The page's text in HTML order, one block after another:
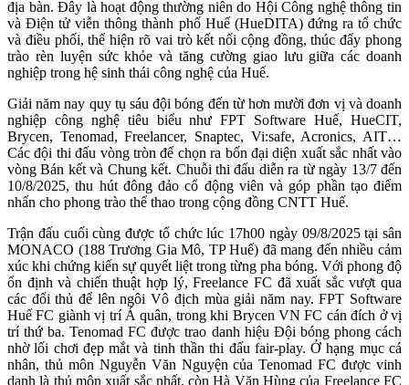
địa bàn. Đây là hoạt động thường niên do Hội Công nghệ thông tin
và Điện tử viễn thông thành phố Huế (HueDITA) đứng ra tổ chức
và điều phối, thể hiện rõ vai trò kết nối cộng đồng, thúc đẩy phong
trào rèn luyện sức khỏe và tăng cường giao lưu giữa các doanh
nghiệp trong hệ sinh thái công nghệ của Huế.
Giải năm nay quy tụ sáu đội bóng đến từ hơn mười đơn vị và doanh
nghiệp công nghệ tiêu biểu như FPT Software Huế, HueCIT,
Brycen, Tenomad, Freelancer, Snaptec, Vi:safe, Acronics, AIT…
Các đội thi đấu vòng tròn để chọn ra bốn đại diện xuất sắc nhất vào
vòng Bán kết và Chung kết. Chuỗi thi đấu diễn ra từ ngày 13/7 đến
10/8/2025, thu hút đông đảo cổ động viên và góp phần tạo điểm
nhấn cho phong trào thể thao trong cộng đồng CNTT Huế.
Trận đấu cuối cùng được tổ chức lúc 17h00 ngày 09/8/2025 tại sân
MONACO (188 Trương Gia Mô, TP Huế) đã mang đến nhiều cảm
xúc khi chứng kiến sự quyết liệt trong từng pha bóng. Với phong độ
ổn định và chiến thuật hợp lý, Freelance FC đã xuất sắc vượt qua
các đối thủ để lên ngôi Vô địch mùa giải năm nay. FPT Software
Huế FC giành vị trí Á quân, trong khi Brycen VN FC cán đích ở vị
trí thứ ba. Tenomad FC được trao danh hiệu Đội bóng phong cách
nhờ lối chơi đẹp mắt và tinh thần thi đấu fair-play. Ở hạng mục cá
nhân, thủ môn Nguyễn Văn Nguyện của Tenomad FC được vinh
danh là thủ môn xuất sắc nhất, còn Hà Văn Hùng của Freelance FC